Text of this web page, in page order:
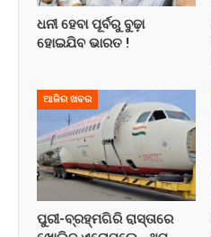
ଧନୀ ହେବା ପୂର୍ବରୁ ବୁଢ଼ା
ହୋଇଯିବ ଭାରତ !
ଆଜିର ଖବର
ପୁରୀ-ବ୍ରହ୍ମଗିରି ରାସ୍ତାରେ